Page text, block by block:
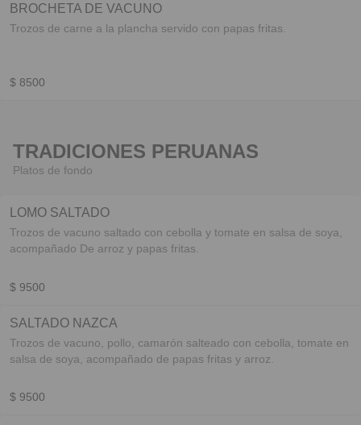
BROCHETA DE VACUNO
Trozos de carne a la plancha servido con papas fritas.
$ 8500
TRADICIONES PERUANAS
Platos de fondo
LOMO SALTADO
Trozos de vacuno saltado con cebolla y tomate en salsa de soya,
acompañado De arroz y papas fritas.
$ 9500
SALTADO NAZCA
Trozos de vacuno, pollo, camarón salteado con cebolla, tomate en
salsa de soya, acompañado de papas fritas y arroz.
$ 9500